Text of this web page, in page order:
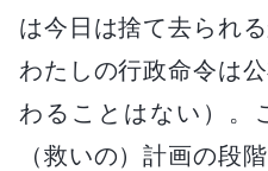
は今日は捨て去られ
わたしの行政命令は
わることはない）。
（救いの）計画の段